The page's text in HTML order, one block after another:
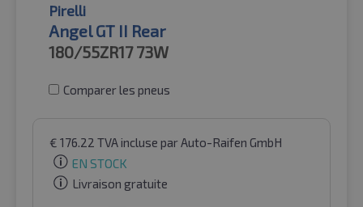
Pirelli
Angel GT II Rear
180/55ZR17 73W
Comparer les pneus
€ 176.22 TVA incluse par Auto-Raifen GmbH
EN STOCK
Livraison gratuite